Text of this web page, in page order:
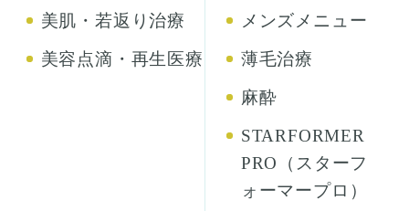
美肌・若返り治療
美容点滴・再生医療
メンズメニュー
薄毛治療
麻酔
STARFORMER
PRO（スターフ
ォーマープロ）